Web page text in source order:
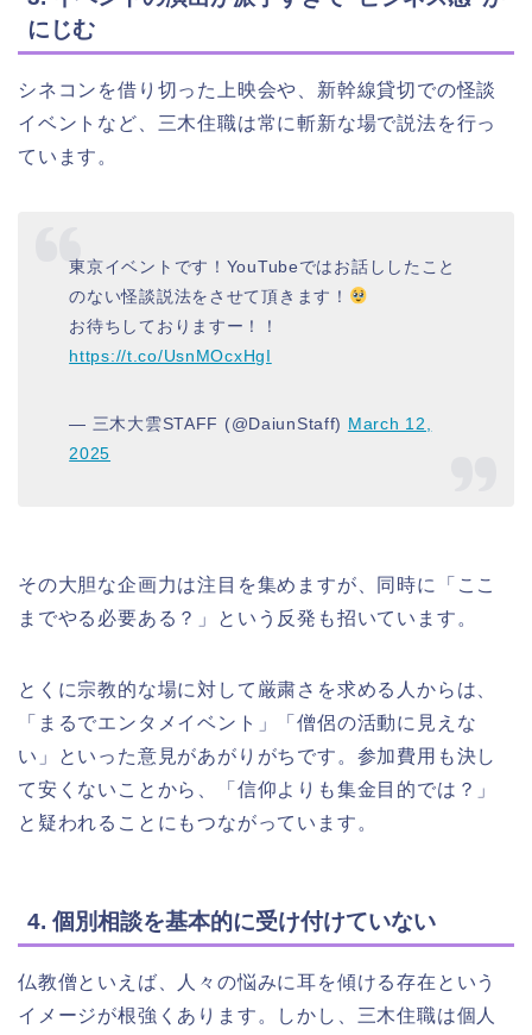
にじむ
シネコンを借り切った上映会や、新幹線貸切での怪談
イベントなど、三木住職は常に斬新な場で説法を行っ
ています。
東京イベントです！YouTubeではお話ししたこと
のない怪談説法をさせて頂きます！
お待ちしておりますー！！
https://t.co/UsnMOcxHgI
— 三木大雲STAFF (@DaiunStaff) March 12,
2025
その大胆な企画力は注目を集めますが、同時に「ここ
までやる必要ある？」という反発も招いています。
とくに宗教的な場に対して厳粛さを求める人からは、
「まるでエンタメイベント」「僧侶の活動に見えな
い」といった意見があがりがちです。参加費用も決し
て安くないことから、「信仰よりも集金目的では？」
と疑われることにもつながっています。
4. 個別相談を基本的に受け付けていない
仏教僧といえば、人々の悩みに耳を傾ける存在という
イメージが根強くあります。しかし、三木住職は個人